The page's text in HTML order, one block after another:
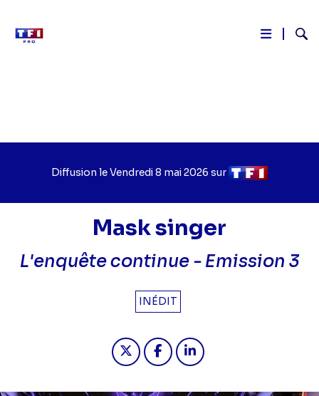
Diffusion leJour
diffusion
Vendredi 8 mai 2026 sur Chaîne
diffusion
Mask singer
L'enquête continue - Emission 3
INÉDIT
Partager "2026-05-08 23:40 -
Partager "2026-05-08